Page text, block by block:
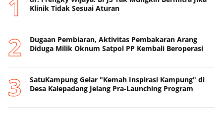
Klinik Tidak Sesuai Aturan
Dugaan Pembiaran, Aktivitas Pembakaran Arang
Diduga Milik Oknum Satpol PP Kembali Beroperasi
SatuKampung Gelar "Kemah Inspirasi Kampung" di
Desa Kalepadang Jelang Pra-Launching Program